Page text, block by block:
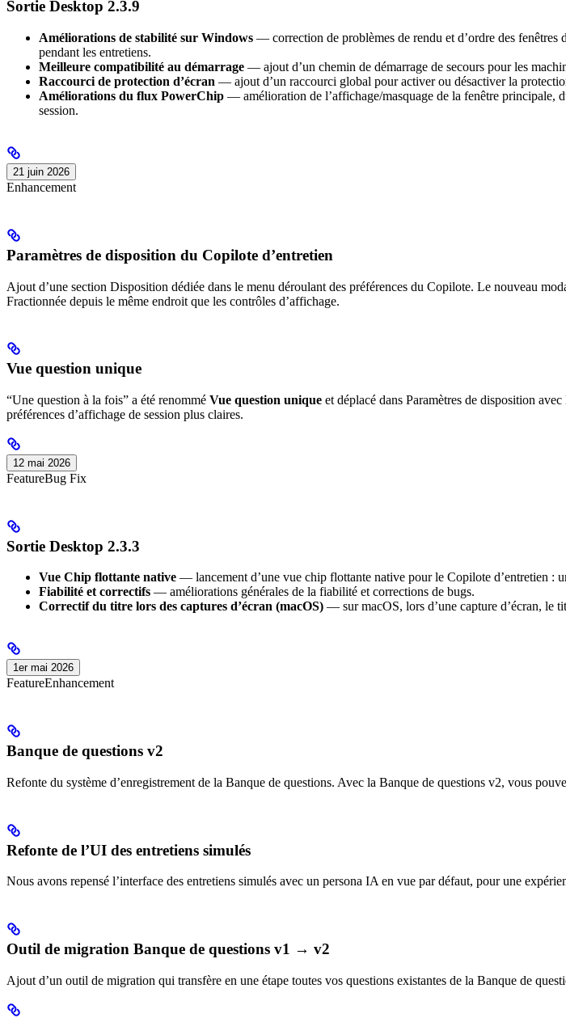
Sortie Desktop 2.3.9
Améliorations de stabilité sur Windows — correction de problèmes de rendu et d’ordre des
pendant les entretiens.
Meilleure compatibilité au démarrage — ajout d’un chemin de démarrage de secours pour les
Raccourci de protection d’écran — ajout d’un raccourci global pour activer ou désactiver la
Améliorations du flux PowerChip — amélioration de l’affichage/masquage de la fenêtre principale,
session.
21 juin 2026
Enhancement
Paramètres de disposition du Copilote d’entretien
Ajout d’une section Disposition dédiée dans le menu déroulant des préférences du Copilote. Le nouveau
Fractionnée depuis le même endroit que les contrôles d’affichage.
Vue question unique
“Une question à la fois” a été renommé Vue question unique et déplacé dans Paramètres de disposition
préférences d’affichage de session plus claires.
12 mai 2026
FeatureBug Fix
Sortie Desktop 2.3.3
Vue Chip flottante native — lancement d’une vue chip flottante native pour le Copilote d’entretien :
Fiabilité et correctifs — améliorations générales de la fiabilité et corrections de bugs.
Correctif du titre lors des captures d’écran (macOS) — sur macOS, lors d’une capture d’écran, le
1er mai 2026
FeatureEnhancement
Banque de questions v2
Refonte du système d’enregistrement de la Banque de questions. Avec la Banque de questions v2, vous
Refonte de l’UI des entretiens simulés
Nous avons repensé l’interface des entretiens simulés avec un persona IA en vue par défaut, pour une
Outil de migration Banque de questions v1 → v2
Ajout d’un outil de migration qui transfère en une étape toutes vos questions existantes de la Banque de